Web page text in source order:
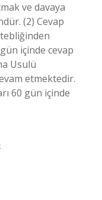
ve davaya
(2) Cevap
içinde cevap
Usulü
etmektedir.
60 gün içinde